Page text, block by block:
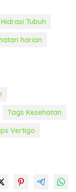
Hidrasi Tubuh
harian
Tags Kesehatan
Vertigo